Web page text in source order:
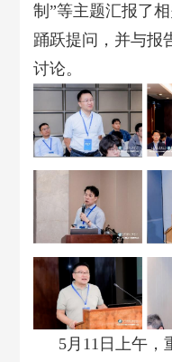
制”等主题汇报了
踊跃提问，并与报
讨论。
5月11日上午，